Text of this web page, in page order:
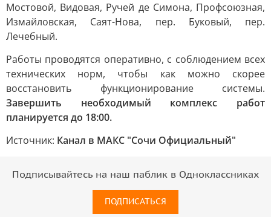
Мостовой, Видовая, Ручей де Симона, Профсоюзная,
Измайловская, Саят-Нова, пер. Буковый, пер.
Лечебный.
Работы проводятся оперативно, с соблюдением всех
технических норм, чтобы как можно скорее
восстановить функционирование системы.
Завершить необходимый комплекс работ
планируется до 18:00.
Источник: Канал в МАКС "Сочи Официальный"
Подписывайтесь на наш паблик в Одноклассниках
ПОДПИСАТЬСЯ